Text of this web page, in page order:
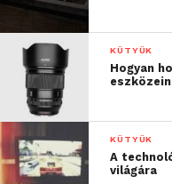
mellé egy Adreno
tökéletes mobilozási
érdekében. A RAM
pedig 16 GB. Utóbbi
microSD-vel is.
KÜTYÜK
Hogyan
KÜTYÜK
A
világára